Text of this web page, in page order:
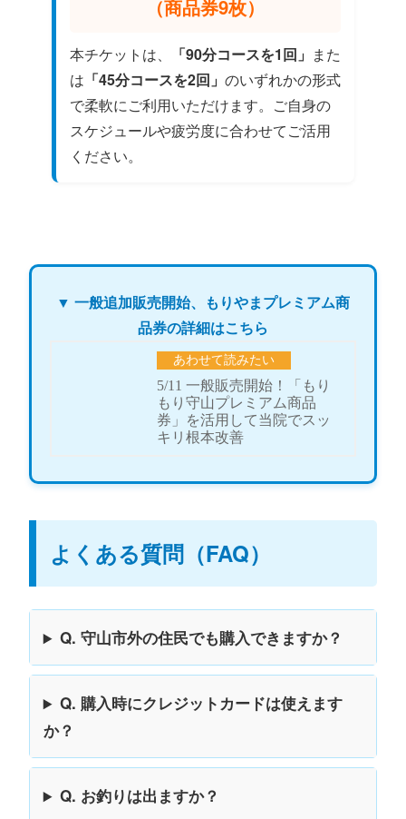
（商品券9枚）
本チケットは、 「90分コースを1回」 また
は 「45分コースを2回」 のいずれかの形式
で柔軟にご利用いただけます。ご自身の
スケジュールや疲労度に合わせてご活用
ください。
▼ 一般追加販売開始、もりやまプレミアム商
品券の詳細はこちら
よくある質問（FAQ）
Q. 守山市外の住民でも購入できますか？
Q. 購入時にクレジットカードは使えます
か？
Q. お釣りは出ますか？